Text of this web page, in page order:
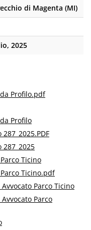
di Magenta (MI)
2025
Profilo.pdf
Profilo
Ticino
Ticino.pdf
Parco Ticino
Parco